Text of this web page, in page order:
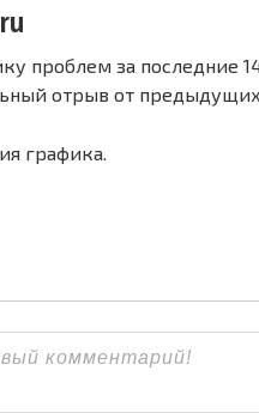
проблем за последние
отрыв от
графика.